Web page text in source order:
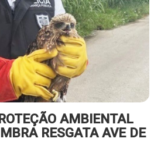
AMBIENTAL
RESGATA AVE DE